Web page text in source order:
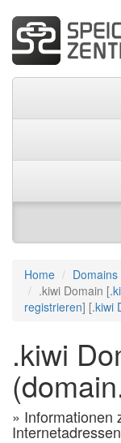
Home
Domains
.kiwi Domain [
registrieren] [.kiwi
.kiwi
» Informationen
Internetadressen